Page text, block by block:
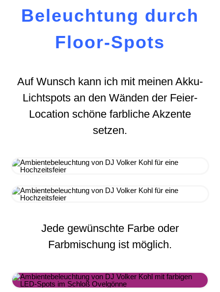
Beleuchtung durch
Floor-Spots
Auf Wunsch kann ich mit meinen Akku-
Lichtspots an den Wänden der Feier-
Location schöne farbliche Akzente
setzen.
Jede gewünschte Farbe oder
Farbmischung ist möglich.